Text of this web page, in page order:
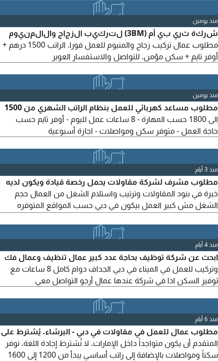
منذ يومين
شركة ثري بي أم (3BM) لتركيب الزجاج والالمنيوم
مطلوب عمال تركيب زجاج والمنيوم للعمل فورا. الراتب 1500 درهم +
أوفر تايم + سكن مؤمن. للتواصل والاستفسار العوير
منذ يومين
مطلوب مساعد كهربائي للعمل بنظام الراتب الشهري من 1500
الى 1800 حسب المهارة - 8 ساعات عمل لليوم - أوفر تايم حسب
حاجة العمل - متوفر سكن ومواصلات - اجازة أسبوعية
منذ 3 أيام
مطلوب مشرف لشركة مقاولات يحمل رخصة قيادة ويكون لديه
خبرة في بنود المقاولات وترتيب واستلام الشغل من العمال حجم
الشغل مش كبير العمل بيكون في دبي حسب المواقع المتوفره
العوير أو البرشاء
منذ 4 أيام
ابحث عن شركة توظيف بحاجة عدد كبير عمال تنظيف وعمال فك
وتركيب للعمل في الميناء في دبي الجداف دوام كامل 8 ساعات مع
توفير السكن اذا في شركة عندها عمال أرجو التواصل معي
منذ 6 أيام
مطلوب عمال للعمل في مقاولات في دبي - البرشاء. يُشترط على
المتقدم أن يكون متواجداً داخل الإمارات. لا نُشترط إجادة اللغة. نوفر
سكناً ومواصلات بالإضافة إلى راتب أساسي يبدأ من 1200 إلى 1600